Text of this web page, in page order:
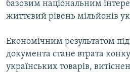
базовим національним
життєвий рівень мільйонів
Економічним результатом
документа стане втрата
українських товарів,